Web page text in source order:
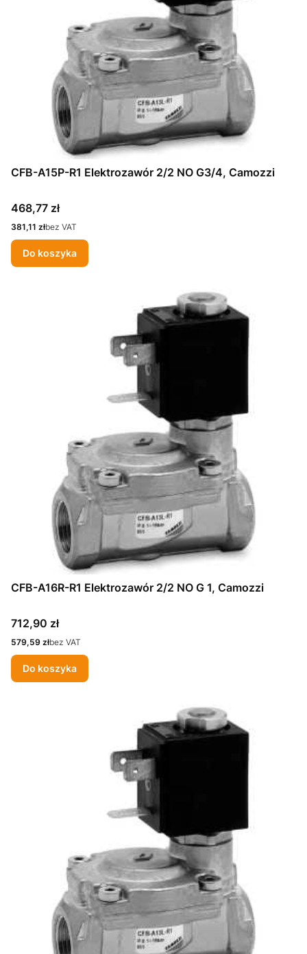
CFB-A15P-R1 Elektrozawór 2/2 NO G3/4, Camozzi
Cena
468,77 zł
Cena
381,11 złbez VAT
Do koszyka
CFB-A16R-R1 Elektrozawór 2/2 NO G 1, Camozzi
Cena
712,90 zł
Cena
579,59 złbez VAT
Do koszyka